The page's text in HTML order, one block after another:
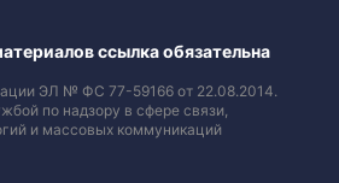
ссылка обязательна
ЭЛ № ФС 77-59166 от 22.08.2014.
по надзору в сфере связи,
и массовых коммуникаций